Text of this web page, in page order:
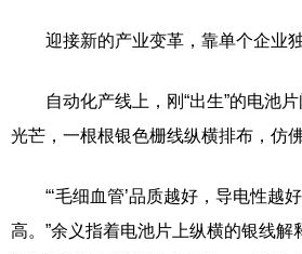
迎接新的产业变革，靠单个企业独
自动化产线上，刚“出生”的电池片
光芒，一根根银色栅线纵横排布，仿佛
“‘毛细血管’品质越好，导电性越
高。”余义指着电池片上纵横的银线解